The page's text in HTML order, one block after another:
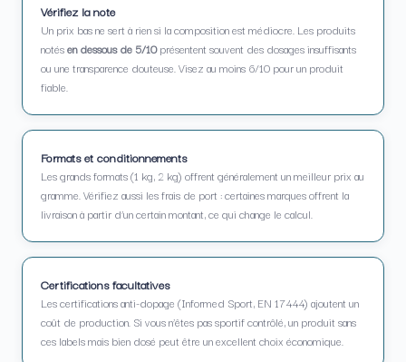
Vérifiez la note
Un prix bas ne sert à rien si la composition est médiocre. Les produits
notésen dessous de 5/10présentent souvent des dosages insuffisants
ou une transparence douteuse. Visez au moins 6/10 pour un produit
fiable.
Formats et conditionnements
Les grands formats (1 kg, 2 kg) offrent généralement un meilleur prix au
gramme. Vérifiez aussi les frais de port : certaines marques offrent la
livraison à partir d’un certain montant, ce qui change le calcul.
Certifications facultatives
Les certifications anti-dopage (Informed Sport, EN 17444) ajoutent un
coût de production. Si vous n’êtes pas sportif contrôlé, un produit sans
ces labels mais bien dosé peut être un excellent choix économique.